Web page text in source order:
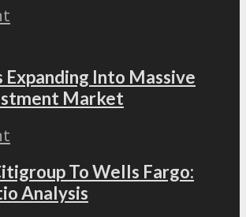
Expanding Into Massive
Market
To Wells Fargo:
Analysis